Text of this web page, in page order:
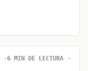
6 MIN DE LECTURA